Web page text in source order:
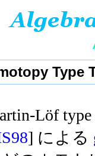
Type
Löf type
] による